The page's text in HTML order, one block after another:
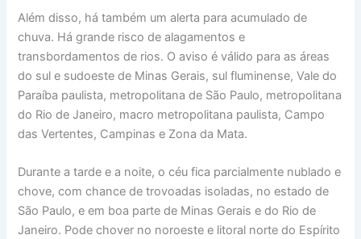
Além disso, há também um alerta para acumulado de
chuva. Há grande risco de alagamentos e
transbordamentos de rios. O aviso é válido para as áreas
do sul e sudoeste de Minas Gerais, sul fluminense, Vale do
Paraíba paulista, metropolitana de São Paulo, metropolitana
do Rio de Janeiro, macro metropolitana paulista, Campo
das Vertentes, Campinas e Zona da Mata.
Durante a tarde e a noite, o céu fica parcialmente nublado e
chove, com chance de trovoadas isoladas, no estado de
São Paulo, e em boa parte de Minas Gerais e do Rio de
Janeiro. Pode chover no noroeste e litoral norte do Espírito